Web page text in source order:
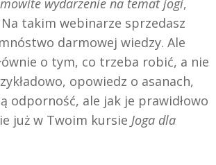
wydarzenie na temat jogi,
takim webinarze sprzedasz
darmowej wiedzy. Ale
o tym, co trzeba robić, a nie
opowiedz o asanach,
odporność, ale jak je prawidłowo
już w Twoim kursie Joga dla